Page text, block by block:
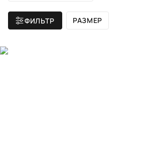
ФИЛЬТР РАЗМЕР